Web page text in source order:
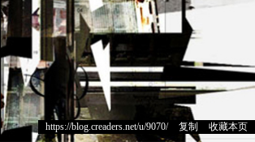
https://blog.creaders.net/u/9070/> 复制 收藏本页